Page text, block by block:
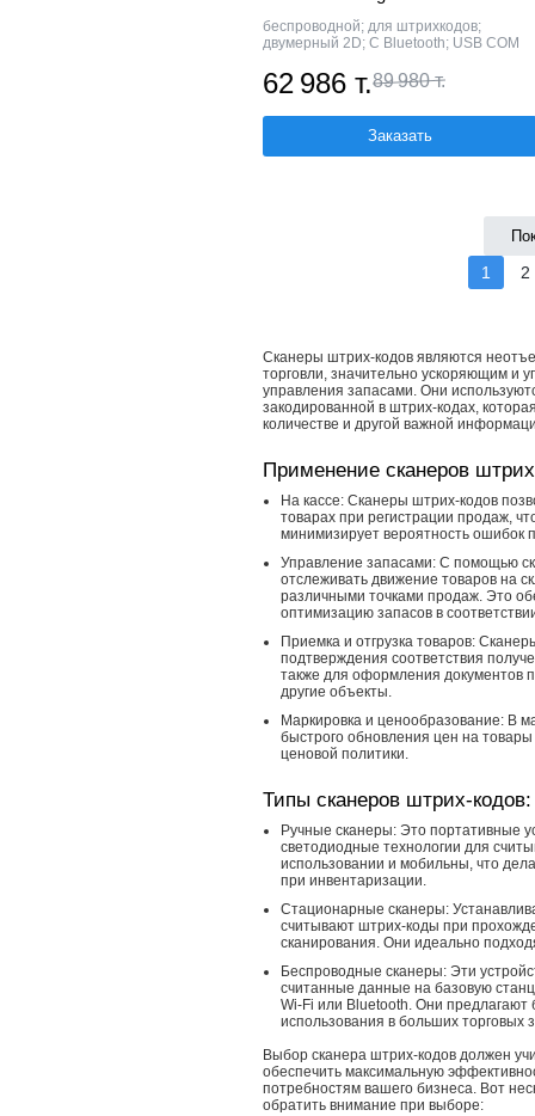
беспроводной; для штрихкодов;
двумерный 2D; С Bluetooth; USB COM
62 986 т.89 980 т.
Заказать
1 2
Сканеры штрих-кодов являются
торговли, значительно ускоряющим
управления запасами. Они
закодированной в штрих-кодах,
количестве и другой важной
Применение сканеров
На кассе: Сканеры штрих-кодов
товарах при регистрации продаж,
минимизирует вероятность ошибок
Управление запасами: С помощью
отслеживать движение товаров на
различными точками продаж. Это
оптимизацию запасов в
Приемка и отгрузка товаров:
подтверждения соответствия
также для оформления документов
другие объекты.
Маркировка и ценообразование: В
быстрого обновления цен на
ценовой политики.
Типы сканеров штрих-кодов:
Ручные сканеры: Это портативные
светодиодные технологии для
использовании и мобильны, что
при инвентаризации.
Стационарные сканеры:
считывают штрих-коды при
сканирования. Они идеально
Беспроводные сканеры: Эти
считанные данные на базовую
Wi-Fi или Bluetooth. Они
использования в больших торговых
Выбор сканера штрих-кодов должен
обеспечить максимальную
потребностям вашего бизнеса. Вот
обратить внимание при выборе: